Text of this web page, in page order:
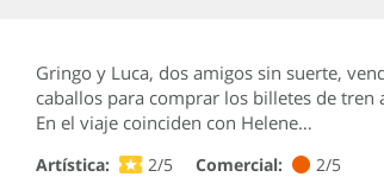
Gringo y Luca, dos amigos sin suerte,
caballos para comprar los billetes de tren
En el viaje coinciden con Helene…
Artística: 2/5 Comercial: 2/5